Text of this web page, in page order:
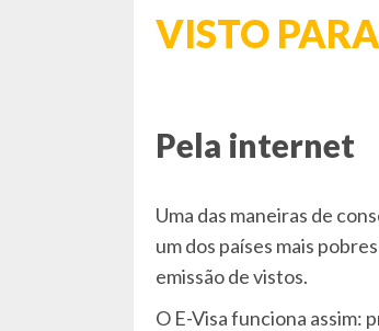
VISTO
Pela internet
Uma das maneiras de
um dos países mais
emissão de vistos.
O E-Visa funciona assim: